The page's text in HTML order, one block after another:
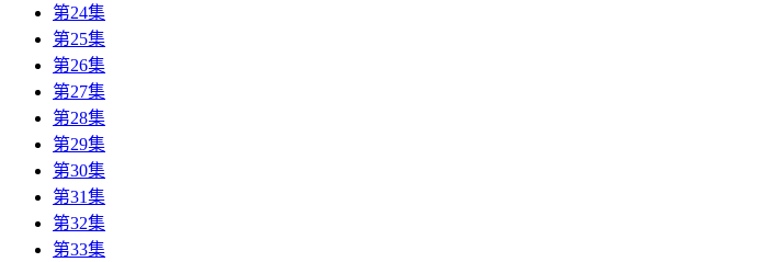
第24集
第25集
第26集
第27集
第28集
第29集
第30集
第31集
第32集
第33集